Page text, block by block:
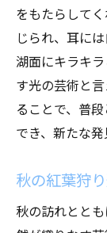
をもたらして
じられ、耳に
湖面にキラキ
す光の芸術と
ることで、普
でき、新たな
秋の紅葉狩
秋の訪れとと